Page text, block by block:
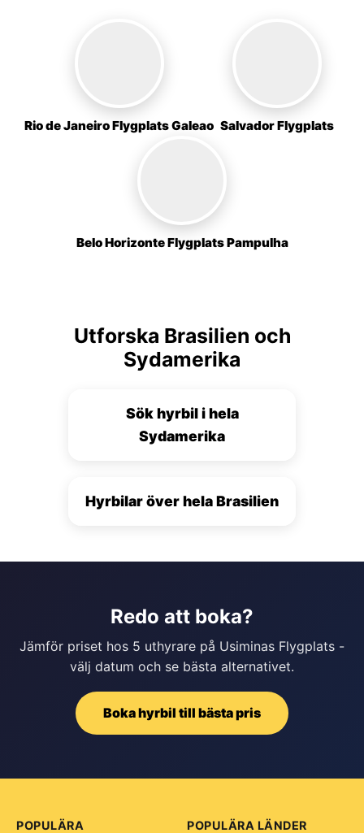
Rio de Janeiro Flygplats Galeao Salvador Flygplats
Belo Horizonte Flygplats Pampulha
Utforska Brasilien och
Sydamerika
Sök hyrbil i hela
Sydamerika
Hyrbilar över hela Brasilien
Redo att boka?
Jämför priset hos 5 uthyrare på Usiminas Flygplats -
välj datum och se bästa alternativet.
Boka hyrbil till bästa pris
POPULÄRA
POPULÄRA LÄNDER